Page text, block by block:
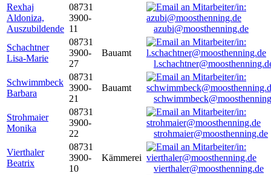
Rexhaj
Aldoniza,
Auszubildende
08731
3900-
11
azubi@moosthenning.de
Schachtner
Lisa-Marie
08731
3900-
27
Bauamt
Schwimmbeck
Barbara
08731
3900-
21
Bauamt
Strohmaier
Monika
08731
3900-
22
strohmaier@moosthenning.de
Vierthaler
Beatrix
08731
3900-
10
Kämmerei
vierthaler@moosthenning.de